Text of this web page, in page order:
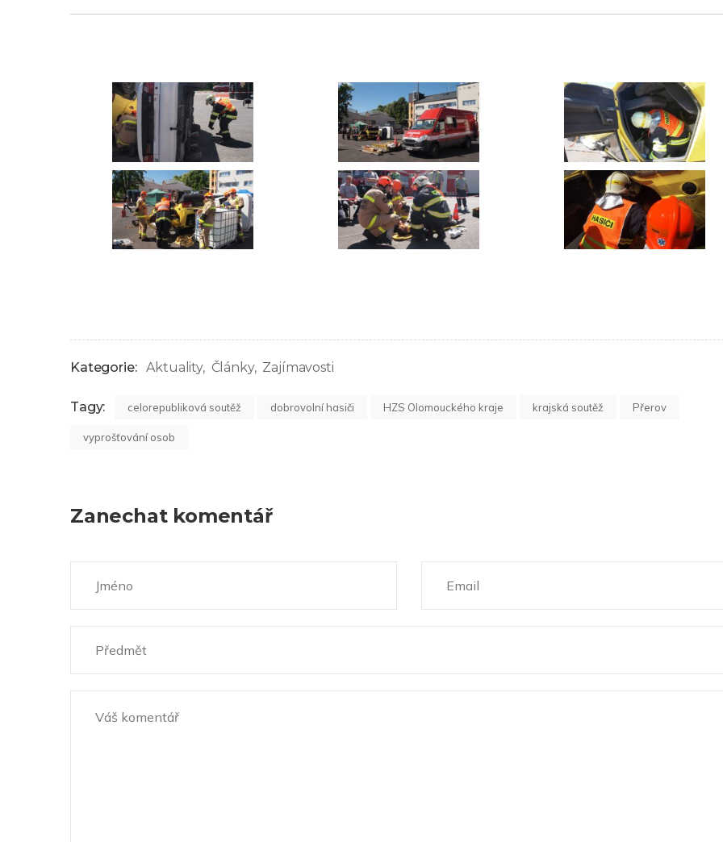
Kategorie: Aktuality Články Zajímavosti
Tagy: celorepubliková soutěž dobrovolní hasiči HZS Olomouckého kraje krajská soutěž Přerov
vyprošťování osob
Zanechat komentář